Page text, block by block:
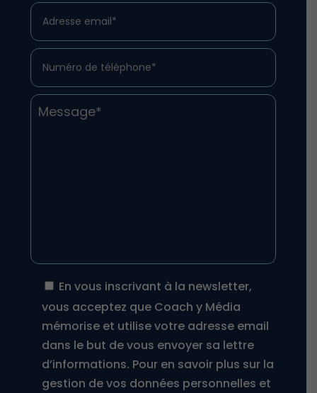
En vous inscrivant à la newsletter,
vous acceptez que Coach y Média
mémorise et utilise votre adresse email
dans le but de vous envoyer sa lettre
d’informations. Pour en savoir plus sur la
gestion de vos données personnelles et